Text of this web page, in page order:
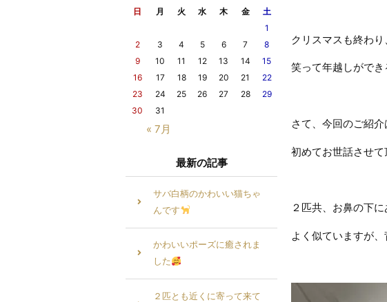
クリスマスも終わ
笑って年越しができ
さて、今回のご紹介
初めてお世話させて
２匹共、お鼻の下
よく似ていますが
日 月 火 水 木 金 土
« 7月
1
2
3 4 5 6 7
8
9
10 11 12 13 14
15
16
17 18 19 20 21
22
23
24 25 26 27 28
29
30
31
最新の記事
サバ白柄のかわいい猫ちゃ
んです
かわいいポーズに癒されま
した
２匹とも近くに寄って来て